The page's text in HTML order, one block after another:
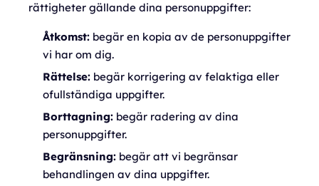
rättigheter gällande dina personuppgifter:
Åtkomst: begär en kopia av de personuppgifter
vi har om dig.
Rättelse: begär korrigering av felaktiga eller
ofullständiga uppgifter.
Borttagning: begär radering av dina
personuppgifter.
Begränsning: begär att vi begränsar
behandlingen av dina uppgifter.